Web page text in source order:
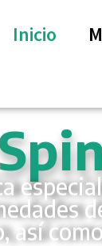
Inicio
así